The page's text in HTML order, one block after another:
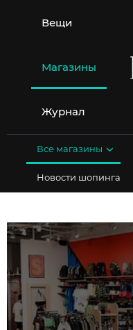
содержимому
Вещи
Магазины
Журнал
Все магазины
Новости шопинга